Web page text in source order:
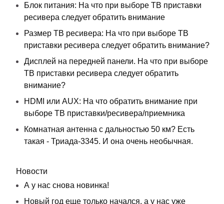
Блок питания: На что при выборе ТВ приставки
ресивера следует обратить внимание
Размер ТВ ресивера: На что при выборе ТВ
приставки ресивера следует обратить внимание?
Дисплей на передней панели. На что при выборе
ТВ приставки ресивера следует обратить
внимание?
HDMI или AUX: На что обратить внимание при
выборе ТВ приставки/ресивера/приемника
Комнатная антенна с дальностью 50 км? Есть
такая - Триада-3345. И она очень необычная.
Новости
А у нас снова новинка!
Новый год еще только начался, а у нас уже